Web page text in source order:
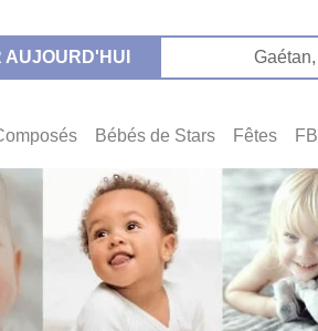
AUJOURD'HUI Gaétan,
Bébés de Stars Fêtes FB